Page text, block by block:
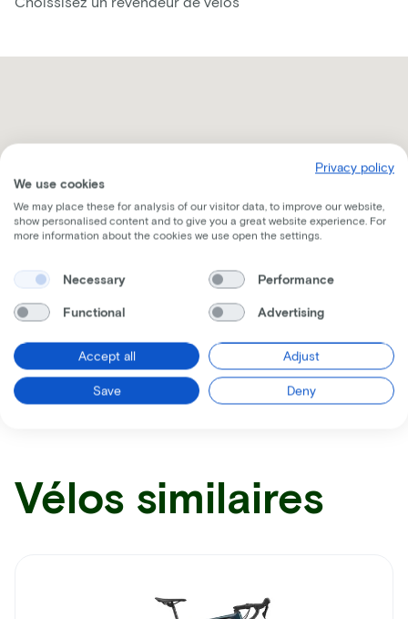
Recevez toutes les informations par mail
Vélos similaires
Privacy policy
We use cookies
We may place these for analysis of our visitor data, to improve our website,
show personalised content and to give you a great website experience. For
more information about the cookies we use open the settings.
Necessary Performance
Functional Advertising
Accept all Adjust
Save Deny